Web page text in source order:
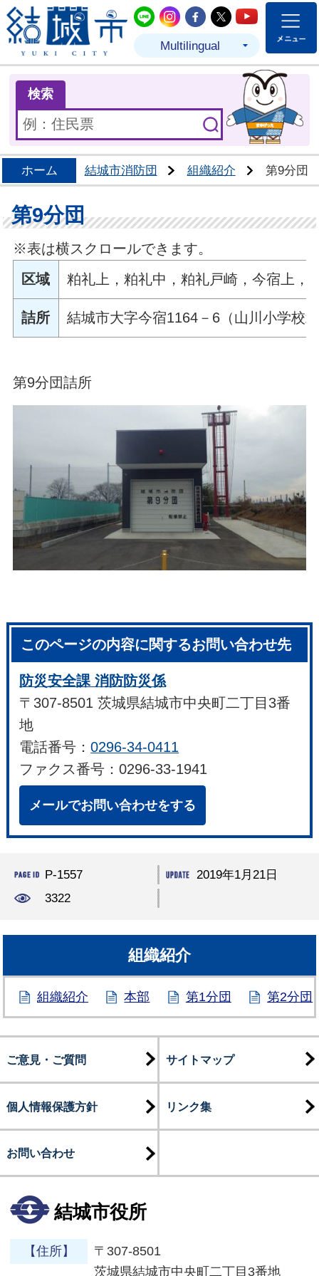
結城市公式LINE
結城市公式Instagram
結城市公式
結城市公式
結城市
Multilingual
検索
ホーム 結城市消防団 組織紹介 第9分団
第9分団
※表は横スクロールできます。
区域
粕礼上，粕礼中，粕礼戸崎，今宿上，
詰所 結城市大字今宿1164－6（山川小学校
第9分団詰所
このページの内容に関するお問い合わせ先
防災安全課 消防防災係
〒307-8501 茨城県結城市中央町二丁目3番
地
電話番号：0296-34-0411
ファクス番号：0296-33-1941
メールでお問い合わせをする
P-1557
2019年1月21日
3322
組織紹介
組織紹介 本部 第1分団 第2分団
ご意見・ご質問 サイトマップ
個人情報保護方針 リンク集
お問い合わせ
結城市役所
【住所】
〒307-8501
茨城県結城市中央町二丁目3番地